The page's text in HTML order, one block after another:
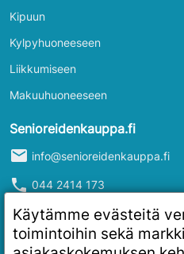
Kipuun
Kylpyhuoneeseen
Liikkumiseen
Makuuhuoneeseen
Senioreidenkauppa.fi
mail info@senioreidenkauppa.fi
phone 044 2414 173
infoY-tunnus: 2986916-4
Käytämme evästeitä
toimintoihin sekä